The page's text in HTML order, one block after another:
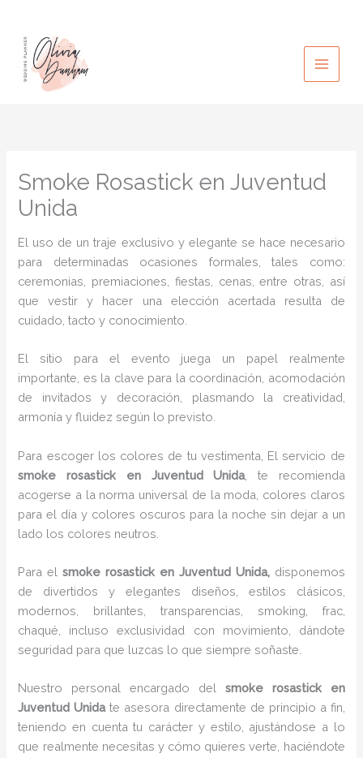
contenido
Smoke Rosastick en Juventud
Unida
El uso de un traje exclusivo y elegante se hace necesario
para determinadas ocasiones formales, tales como:
ceremonias, premiaciones, fiestas, cenas, entre otras, así
que vestir y hacer una elección acertada resulta de
cuidado, tacto y conocimiento.
El sitio para el evento juega un papel realmente
importante, es la clave para la coordinación, acomodación
de invitados y decoración, plasmando la creatividad,
armonía y fluidez según lo previsto.
Para escoger los colores de tu vestimenta, El servicio de
smoke rosastick en Juventud Unida, te recomienda
acogerse a la norma universal de la moda, colores claros
para el día y colores oscuros para la noche sin dejar a un
lado los colores neutros.
Para elsmoke rosastick en Juventud Unida, disponemos
de divertidos y elegantes diseños, estilos clásicos,
modernos, brillantes, transparencias, smoking, frac,
chaqué, incluso exclusividad con movimiento, dándote
seguridad para que luzcas lo que siempre soñaste.
Nuestro personal encargado del smoke rosasticken
Juventud Unidate asesora directamente de principio a fin,
teniendo en cuenta tu carácter y estilo, ajustándose a lo
que realmente necesitas y cómo quieres verte, haciéndote